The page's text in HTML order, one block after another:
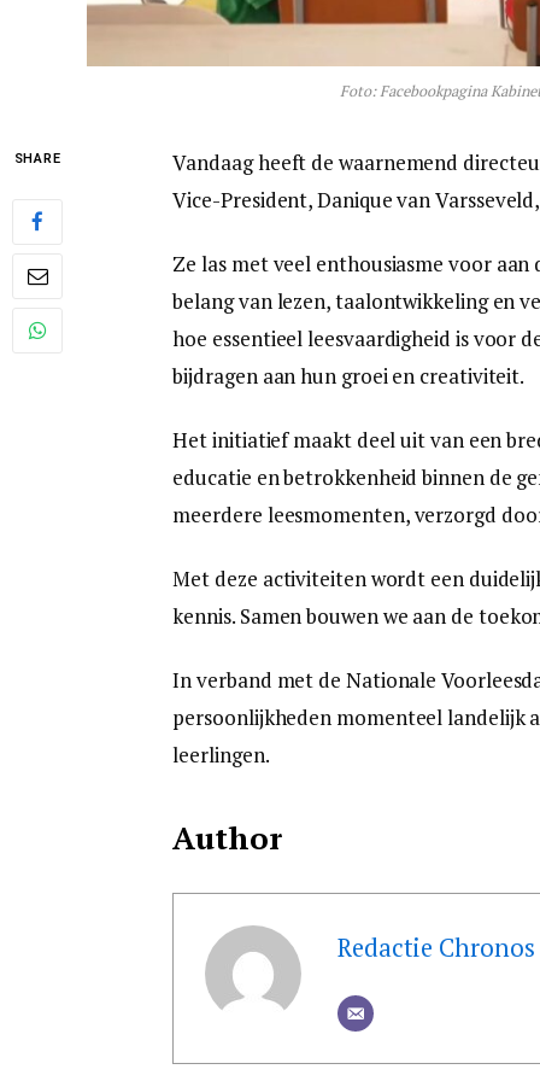
Foto: Facebookpagina
SHARE
Vandaag heeft de waarnemend
Vice-President, Danique van
Ze las met veel enthousiasme voor
belang van lezen, taalontwikkeling en
hoe essentieel leesvaardigheid is voor
bijdragen aan hun groei en creativiteit.
Het initiatief maakt deel uit van een
educatie en betrokkenheid binnen de
meerdere leesmomenten, verzorgd
Met deze activiteiten wordt een
kennis. Samen bouwen we aan de
In verband met de Nationale
persoonlijkheden momenteel landelijk
leerlingen.
Author
Redactie Chronos